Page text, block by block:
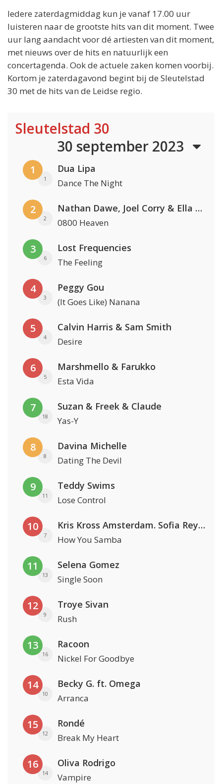
Iedere zaterdagmiddag kun je vanaf 17.00 uur
luisteren naar de grootste hits van dit moment. Twee
uur lang aandacht voor dé artiesten van dit moment,
met nieuws over de hits en natuurlijk een
concertagenda. Ook de actuele zaken komen voorbij.
Kortom je zaterdagavond begint bij de Sleutelstad
30 met de hits van de Leidse regio.
Sleutelstad 30
30 september 2023
1
1
Dua Lipa
Dance The Night
2
2
Nathan Dawe, Joel Corry & Ella Henderson
0800 Heaven
3
6
Lost Frequencies
The Feeling
4
3
Peggy Gou
(It Goes Like) Nanana
5
4
Calvin Harris & Sam Smith
Desire
6
5
Marshmello & Farukko
Esta Vida
7
18
Suzan & Freek & Claude
Yas-Y
8
8
Davina Michelle
Dating The Devil
9
11
Teddy Swims
Lose Control
10
7
Kris Kross Amsterdam. Sofia Reyes & Tinie Tempah
How You Samba
11
13
Selena Gomez
Single Soon
12
9
Troye Sivan
Rush
13
16
Racoon
Nickel For Goodbye
14
10
Becky G. ft. Omega
Arranca
15
12
Rondé
Break My Heart
16
14
Oliva Rodrigo
Vampire